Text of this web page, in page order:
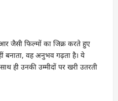
जैसी फिल्मों का जिक्र करते हुए
बनाता, वह अनुभव गढ़ता है। ये
ही उनकी उम्मीदों पर खरी उतरती